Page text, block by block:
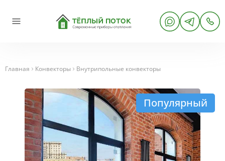
Главная Конвекторы Внутрипольные конвекторы
Популярный